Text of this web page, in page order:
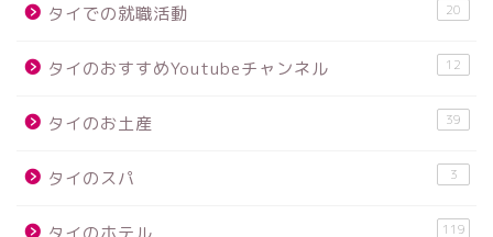
タイでの就職活動 20
タイのおすすめYoutubeチャンネル 12
タイのお土産 39
タイのスパ 3
119